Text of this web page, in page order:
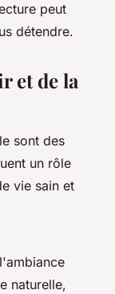
peut
détendre.
et de la
sont des
un rôle
vie sain et
naturelle,